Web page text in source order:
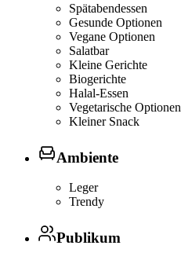
Spätabendessen
Gesunde Optionen
Vegane Optionen
Salatbar
Kleine Gerichte
Biogerichte
Halal-Essen
Vegetarische Optionen
Kleiner Snack
Ambiente
Leger
Trendy
Publikum